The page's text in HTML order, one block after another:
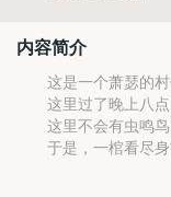
内容简介
这是一个萧瑟的村
这里过了晚上八点
这里不会有虫鸣鸟
于是，一棺看尽身
看着祠堂里那上千